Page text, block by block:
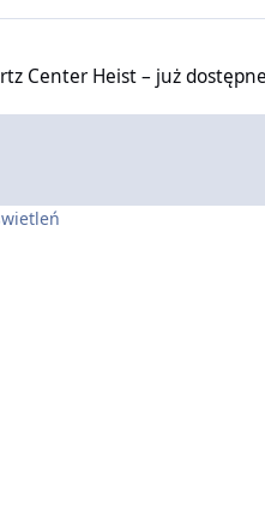
Center Heist – już dostępne